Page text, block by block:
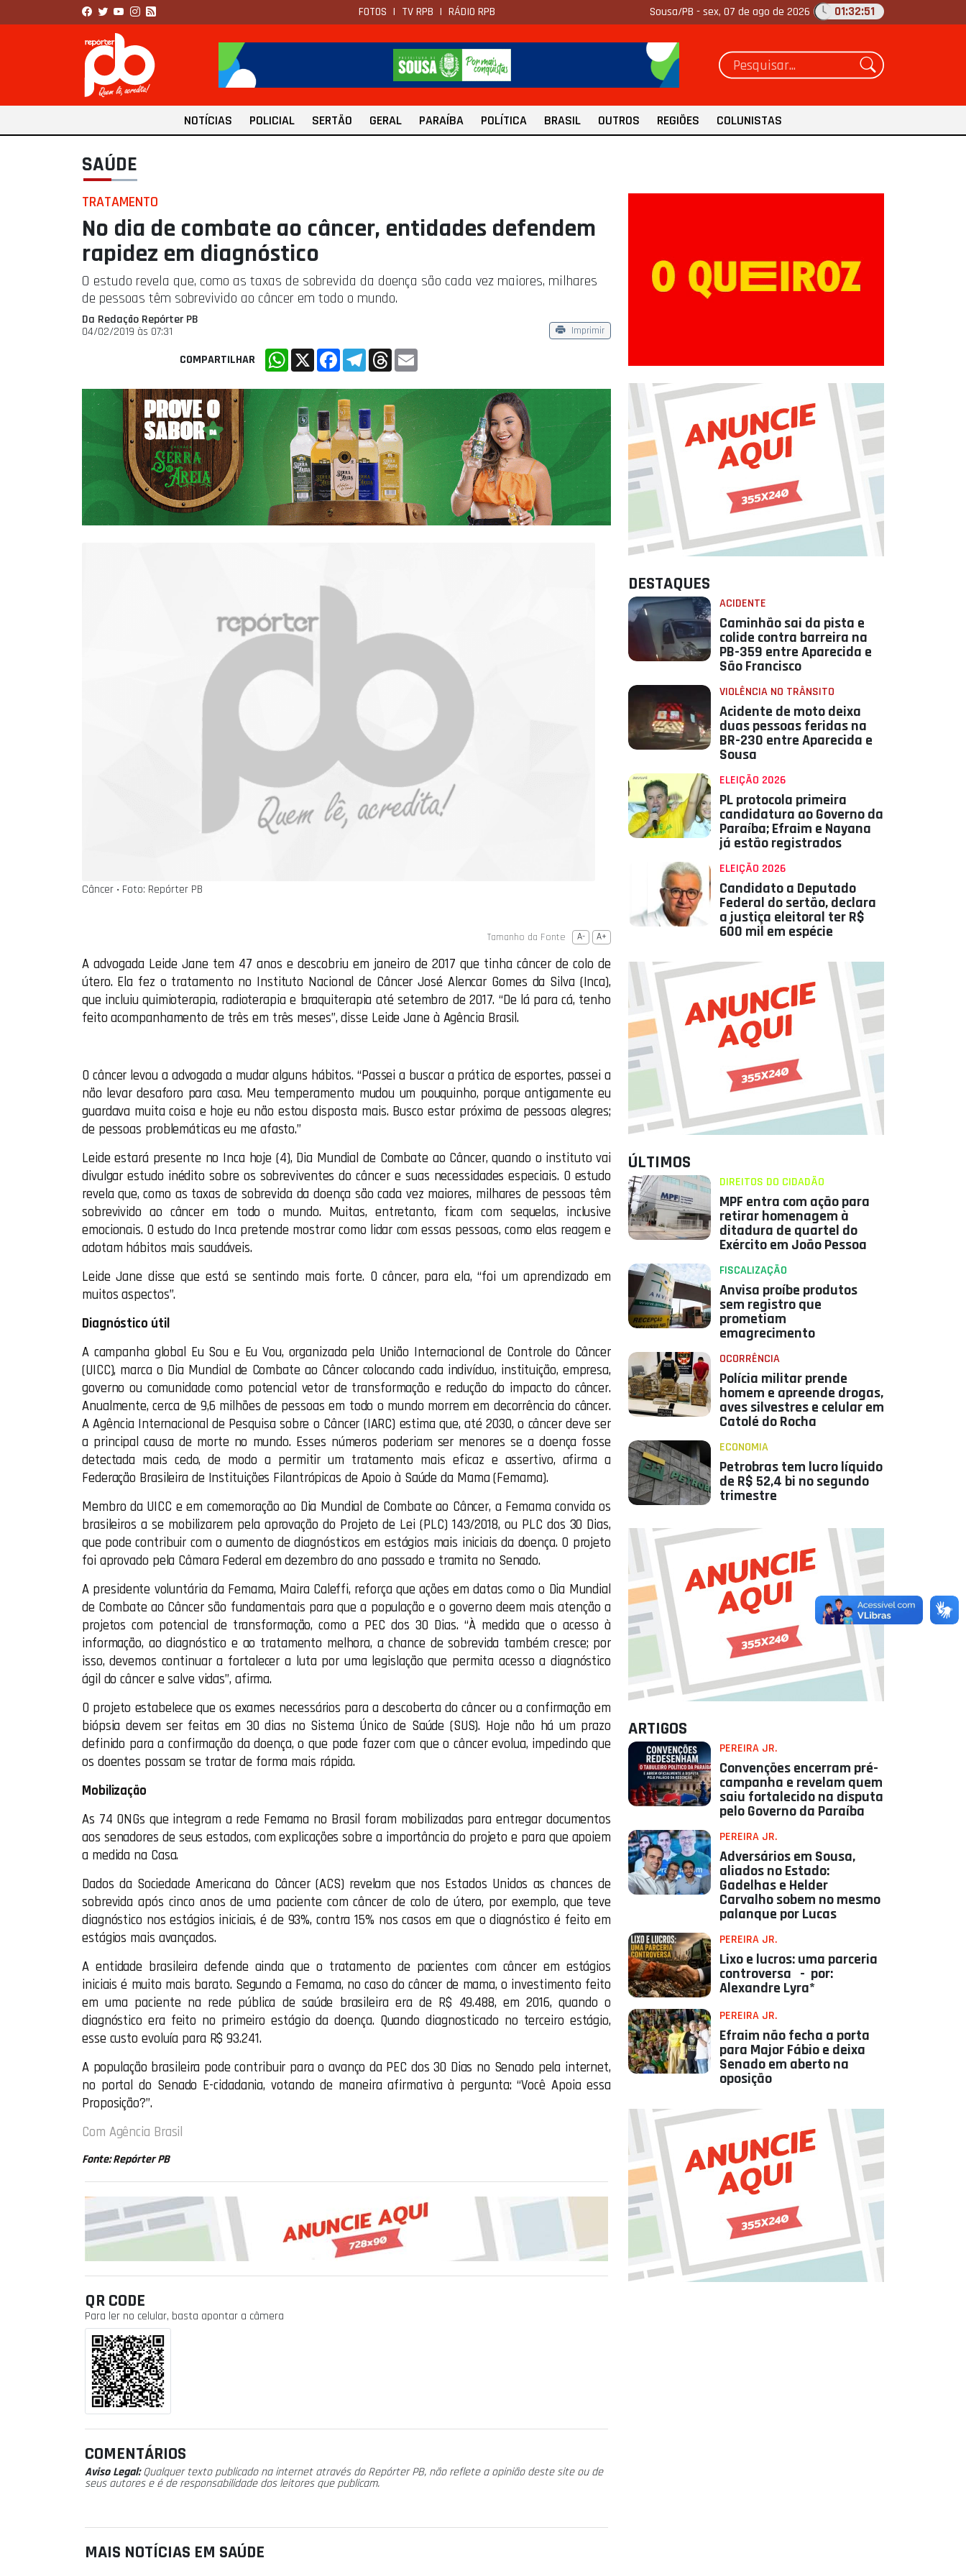
FOTOS | TV RPB | RÁDIO RPB Sousa/PB -sex, 07 de ago de 2026 01:32:52
NOTÍCIAS POLICIAL SERTÃO GERAL PARAÍBA POLÍTICA BRASIL OUTROS REGIÕES COLUNISTAS
SAÚDE
TRATAMENTO
No dia de combate ao câncer, entidades defendem
rapidez em diagnóstico
O estudo revela que, como as taxas de sobrevida da doença são cada vez maiores, milhares
de pessoas têm sobrevivido ao câncer em todo o mundo.
Da Redação Repórter PB
04/02/2019 às 07:31
Imprimir
COMPARTILHAR WhatsApp
X FacebookTelegramThreads
Câncer ‧ Foto: Repórter PB
Tamanho da Fonte A- A+
A advogada Leide Jane tem 47 anos e descobriu em janeiro de 2017 que tinha câncer de colo de
útero. Ela fez o tratamento no Instituto Nacional de Câncer José Alencar Gomes da Silva (Inca),
que incluiu quimioterapia, radioterapia e braquiterapia até setembro de 2017. “De lá para cá, tenho
feito acompanhamento de três em três meses”, disse Leide Jane à Agência Brasil.
O câncer levou a advogada a mudar alguns hábitos. “Passei a buscar a prática de esportes, passei a
não levar desaforo para casa. Meu temperamento mudou um pouquinho, porque antigamente eu
guardava muita coisa e hoje eu não estou disposta mais. Busco estar próxima de pessoas alegres;
de pessoas problemáticas eu me afasto.”
Leide estará presente no Inca hoje (4), Dia Mundial de Combate ao Câncer, quando o instituto vai
divulgar estudo inédito sobre os sobreviventes do câncer e suas necessidades especiais. O estudo
revela que, como as taxas de sobrevida da doença são cada vez maiores, milhares de pessoas têm
sobrevivido ao câncer em todo o mundo. Muitas, entretanto, ficam com sequelas, inclusive
emocionais. O estudo do Inca pretende mostrar como lidar com essas pessoas, como elas reagem e
adotam hábitos mais saudáveis.
Leide Jane disse que está se sentindo mais forte. O câncer, para ela, “foi um aprendizado em
muitos aspectos”.
Diagnóstico útil
A campanha global Eu Sou e Eu Vou, organizada pela União Internacional de Controle do Câncer
(UICC), marca o Dia Mundial de Combate ao Câncer colocando cada indivíduo, instituição, empresa,
governo ou comunidade como potencial vetor de transformação e redução do impacto do câncer.
Anualmente, cerca de 9,6 milhões de pessoas em todo o mundo morrem em decorrência do câncer.
A Agência Internacional de Pesquisa sobre o Câncer (IARC) estima que, até 2030, o câncer deve ser
a principal causa de morte no mundo. Esses números poderiam ser menores se a doença fosse
detectada mais cedo, de modo a permitir um tratamento mais eficaz e assertivo, afirma a
Federação Brasileira de Instituições Filantrópicas de Apoio à Saúde da Mama (Femama).
Membro da UICC e em comemoração ao Dia Mundial de Combate ao Câncer, a Femama convida os
brasileiros a se mobilizarem pela aprovação do Projeto de Lei (PLC) 143/2018, ou PLC dos 30 Dias,
que pode contribuir com o aumento de diagnósticos em estágios mais iniciais da doença. O projeto
foi aprovado pela Câmara Federal em dezembro do ano passado e tramita no Senado.
A presidente voluntária da Femama, Maira Caleffi, reforça que ações em datas como o Dia Mundial
de Combate ao Câncer são fundamentais para que a população e o governo deem mais atenção a
projetos com potencial de transformação, como a PEC dos 30 Dias. “À medida que o acesso à
informação, ao diagnóstico e ao tratamento melhora, a chance de sobrevida também cresce; por
isso, devemos continuar a fortalecer a luta por uma legislação que permita acesso a diagnóstico
ágil do câncer e salve vidas”, afirma.
O projeto estabelece que os exames necessários para a descoberta do câncer ou a confirmação em
biópsia devem ser feitas em 30 dias no Sistema Único de Saúde (SUS). Hoje não há um prazo
definido para a confirmação da doença, o que pode fazer com que o câncer evolua, impedindo que
os doentes possam se tratar de forma mais rápida.
Mobilização
As 74 ONGs que integram a rede Femama no Brasil foram mobilizadas para entregar documentos
aos senadores de seus estados, com explicações sobre a importância do projeto e para que apoiem
a medida na Casa.
Dados da Sociedade Americana do Câncer (ACS) revelam que nos Estados Unidos as chances de
sobrevida após cinco anos de uma paciente com câncer de colo de útero, por exemplo, que teve
diagnóstico nos estágios iniciais, é de 93%, contra 15% nos casos em que o diagnóstico é feito em
estágios mais avançados.
A entidade brasileira defende ainda que o tratamento de pacientes com câncer em estágios
iniciais é muito mais barato. Segundo a Femama, no caso do câncer de mama, o investimento feito
em uma paciente na rede pública de saúde brasileira era de R$ 49.488, em 2016, quando o
diagnóstico era feito no primeiro estágio da doença. Quando diagnosticado no terceiro estágio,
esse custo evoluía para R$ 93.241.
A população brasileira pode contribuir para o avanço da PEC dos 30 Dias no Senado pela internet,
no portal do Senado E-cidadania, votando de maneira afirmativa à pergunta: “Você Apoia essa
Proposição?”.
Com Agência Brasil
Fonte: Repórter PB
QR CODE
Para ler no celular, basta apontar a câmera
COMENTÁRIOS
Aviso Legal:Qualquer texto publicado na internet através do Repórter PB, não reflete a opinião deste site ou de
seus autores e é de responsabilidade dos leitores que publicam.
MAIS NOTÍCIAS EM SAÚDE
DESTAQUES
ACIDENTE
Caminhão sai da pista e
colide contra barreira na
PB-359 entre Aparecida e
São Francisco
VIOLÊNCIA NO TRÂNSITO
Acidente de moto deixa
duas pessoas feridas na
BR-230 entre Aparecida e
Sousa
ELEIÇÃO 2026
PL protocola primeira
candidatura ao Governo da
Paraíba; Efraim e Nayana
já estão registrados
ELEIÇÃO 2026
Candidato a Deputado
Federal do sertão, declara
a justiça eleitoral ter R$
600 mil em espécie
ÚLTIMOS
DIREITOS DO CIDADÃO
MPF entra com ação para
retirar homenagem à
ditadura de quartel do
Exército em João Pessoa
FISCALIZAÇÃO
Anvisa proíbe produtos
sem registro que
prometiam
emagrecimento
OCORRÊNCIA
Polícia militar prende
homem e apreende drogas,
aves silvestres e celular em
Catolé do Rocha
ECONOMIA
Petrobras tem lucro líquido
de R$ 52,4 bi no segundo
trimestre
ARTIGOS
PEREIRA JR.
Convenções encerram pré-
campanha e revelam quem
saiu fortalecido na disputa
pelo Governo da Paraíba
PEREIRA JR.
Adversários em Sousa,
aliados no Estado:
Gadelhas e Helder
Carvalho sobem no mesmo
palanque por Lucas
PEREIRA JR.
Lixo e lucros: uma parceria
controversa - por:
Alexandre Lyra*
PEREIRA JR.
Efraim não fecha a porta
para Major Fábio e deixa
Senado em aberto na
oposição